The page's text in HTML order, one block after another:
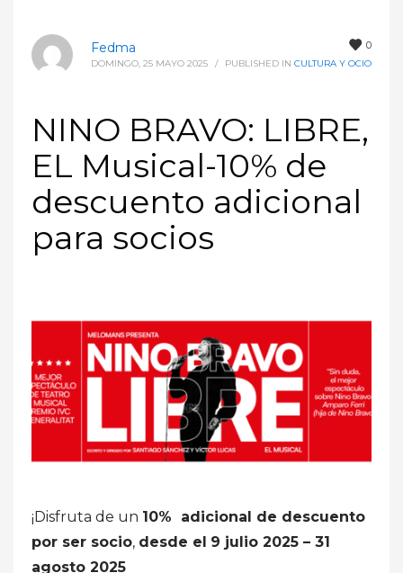
0
Fedma
DOMINGO, 25 MAYO 2025 / PUBLISHED IN CULTURA Y OCIO
NINO BRAVO: LIBRE,
EL Musical-10% de
descuento adicional
para socios
¡Disfruta de un 10% adicional de descuento
por ser socio, desde el 9 julio 2025 – 31
agosto 2025